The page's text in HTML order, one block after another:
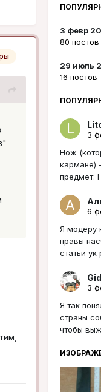
3 февр
80 постов
29 июль
16 постов
3
Нож
кармане)
предмет.
6
Я модеру
правы
статьи ук
3
Я так
страны
чтобы